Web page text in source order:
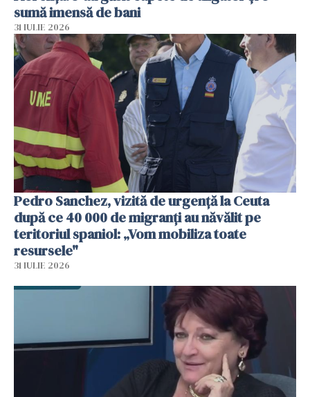
sumă imensă de bani
31 IULIE 2026
Pedro Sanchez, vizită de urgență la Ceuta
după ce 40 000 de migranți au năvălit pe
teritoriul spaniol: „Vom mobiliza toate
resursele"
31 IULIE 2026